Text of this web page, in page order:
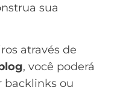
sua
através de
, você poderá
backlinks ou